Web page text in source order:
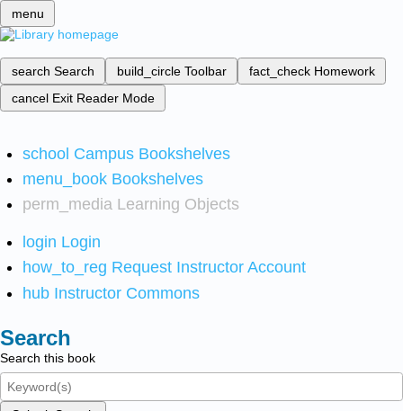
menu
search Search build_circle Toolbar fact_check Homework
cancel Exit Reader Mode
school Campus Bookshelves
menu_book Bookshelves
perm_media Learning Objects
login Login
how_to_reg Request Instructor Account
hub Instructor Commons
Search
Search this book